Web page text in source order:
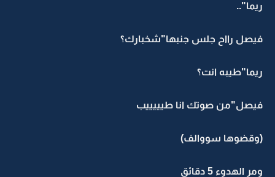
ريما"..
فيصل رااح جلس جنبها"شخبارك؟
ريما"طيبه انت؟
فيصل"من صوتك انا طيييييب
(وقضوها سووالف)
ومر الهدوء 5 دقائق